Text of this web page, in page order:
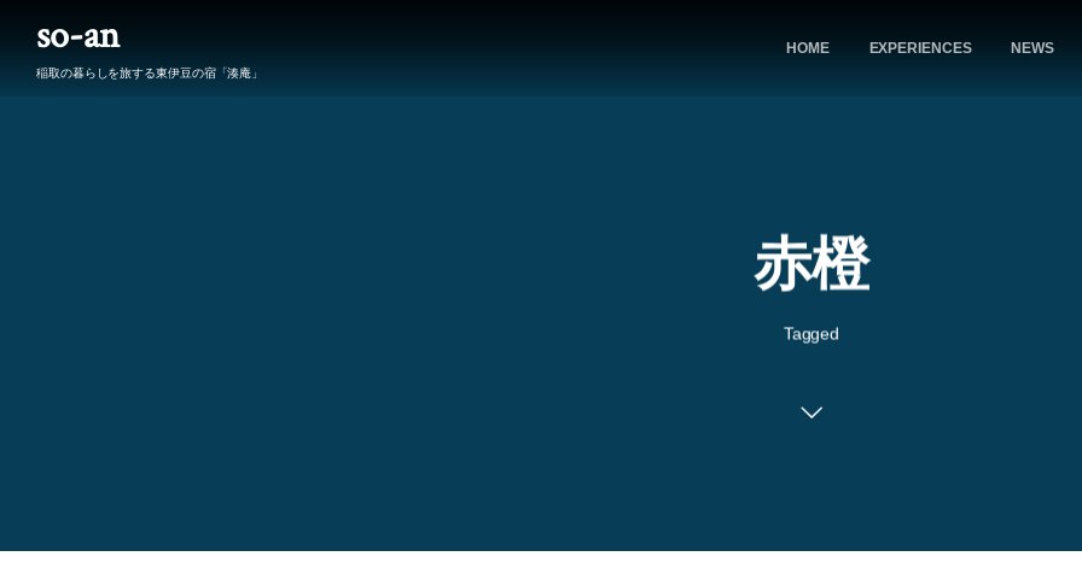
so-an
稲取の暮らしを旅する東伊豆の宿「湊庵」
HOME EXPERIENCES NEWS
赤橙
Tagged